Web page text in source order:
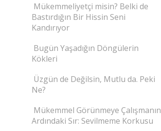
Mükemmeliyetçi misin? Belki de
Bastırdığın Bir Hissin Seni
Kandırıyor
Bugün Yaşadığın Döngülerin
Kökleri
Üzgün de Değilsin, Mutlu da. Peki
Ne?
Mükemmel Görünmeye Çalışmanın
Ardındaki Sır: Sevilmeme Korkusu